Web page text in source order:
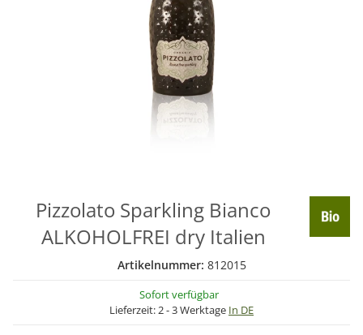
Pizzolato Sparkling Bianco
ALKOHOLFREI dry Italien
Artikelnummer: 812015
Sofort verfügbar
Lieferzeit:2 - 3 Werktage In DE